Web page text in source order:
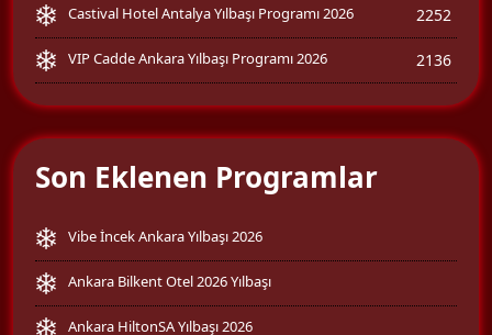
Castival Hotel Antalya Yılbaşı Programı 2026 2252
VIP Cadde Ankara Yılbaşı Programı 2026 2136
Son Eklenen Programlar
Vibe İncek Ankara Yılbaşı 2026
Ankara Bilkent Otel 2026 Yılbaşı
Ankara HiltonSA Yılbaşı 2026